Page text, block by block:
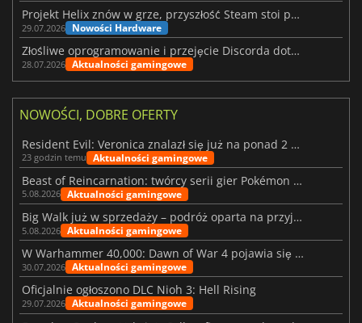
Projekt Helix znów w grze, przyszłość Steam stoi pod znakiem zapytania
29.07.2026 Nowości Hardware
Złośliwe oprogramowanie i przejęcie Discorda dotknęły Meccha Chameleon
28.07.2026 Aktualności gamingowe
NOWOŚCI, DOBRE OFERTY
Resident Evil: Veronica znalazł się już na ponad 2 milionach list życzeń
23 godzin temu Aktualności gamingowe
Beast of Reincarnation: twórcy serii gier Pokémon wkraczają na nową ścieżkę
5.08.2026 Aktualności gamingowe
Big Walk już w sprzedaży – podróż oparta na przyjaźni
5.08.2026 Aktualności gamingowe
W Warhammer 40,000: Dawn of War 4 pojawia się frakcja Nekronów
30.07.2026 Aktualności gamingowe
Oficjalnie ogłoszono DLC Nioh 3: Hell Rising
29.07.2026 Aktualności gamingowe